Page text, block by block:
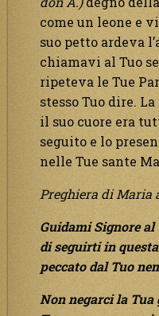
come un leone e
suo petto ardeva
chiamavi al Tuo
ripeteva le Tue
stesso Tuo dire.
il suo cuore era
seguito e lo
nelle Tue sante
Preghiera di Maria
Guidami Signore
di seguirti in
peccato dal Tuo
Non negarci la